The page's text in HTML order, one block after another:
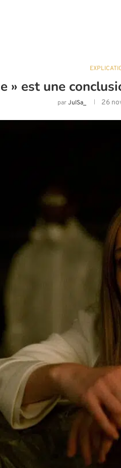
» est une
parJulSa_ 26